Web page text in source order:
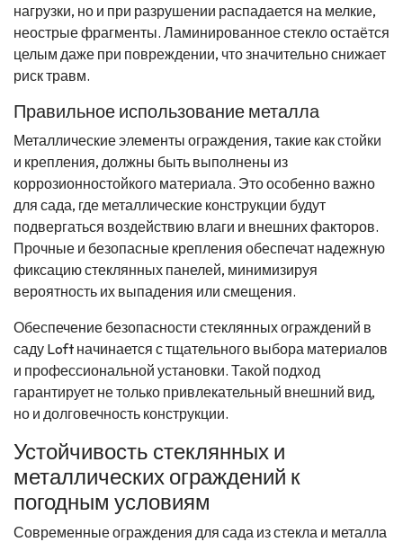
нагрузки, но и при разрушении распадается на мелкие,
неострые фрагменты. Ламинированное стекло остаётся
целым даже при повреждении, что значительно снижает
риск травм.
Правильное использование металла
Металлические элементы ограждения, такие как стойки
и крепления, должны быть выполнены из
коррозионностойкого материала. Это особенно важно
для сада, где металлические конструкции будут
подвергаться воздействию влаги и внешних факторов.
Прочные и безопасные крепления обеспечат надежную
фиксацию стеклянных панелей, минимизируя
вероятность их выпадения или смещения.
Обеспечение безопасности стеклянных ограждений в
саду Loft начинается с тщательного выбора материалов
и профессиональной установки. Такой подход
гарантирует не только привлекательный внешний вид,
но и долговечность конструкции.
Устойчивость стеклянных и
металлических ограждений к
погодным условиям
Современные ограждения для сада из стекла и металла